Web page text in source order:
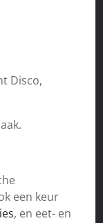
Disco,
een keur
, en eet- en